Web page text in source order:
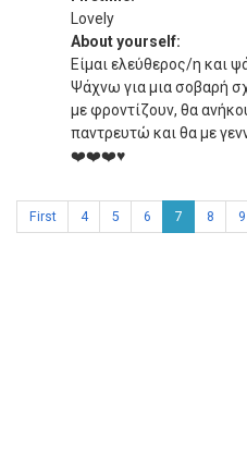
Lovely
About yourself:
Είμαι ελεύθερος/η και
Ψάχνω για μια σοβαρή
με φροντίζουν, θα
παντρευτώ και θα με
❤️❤️❤️♥️
First 4 5 6 7 8 9